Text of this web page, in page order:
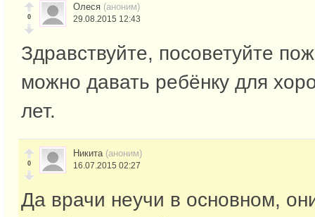
0
Олеся (аноним)
29.08.2015 12:43
Здравствуйте, посоветуйте
можно давать ребёнку для
лет.
0
Никита (аноним)
16.07.2015 02:27
Да врачи неучи в основном,